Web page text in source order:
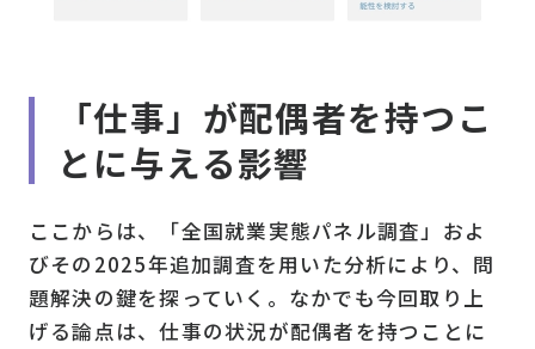
「仕事」が配偶者を持つこ
とに与える影響
ここからは、「全国就業実態パネル調査」およ
びその2025年追加調査を用いた分析により、問
題解決の鍵を探っていく。なかでも今回取り上
げる論点は、仕事の状況が配偶者を持つことに